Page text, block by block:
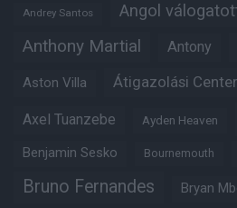
Andrey Santos Angol
Anthony Martial Antony
Aston Villa Átigazolási Center
Axel Tuanzebe Ayden Heaven
Benjamin Sesko Bournemouth
Bruno Fernandes Bryan